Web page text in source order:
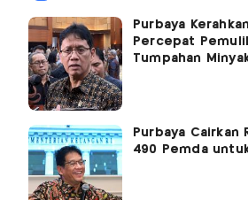
Purbaya
Percepat
Tumpahan
Purbaya Cairkan
490 Pemda